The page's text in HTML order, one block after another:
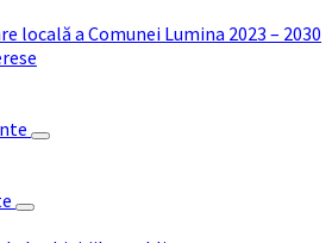
locală a Comunei Lumina 2023 – 2030